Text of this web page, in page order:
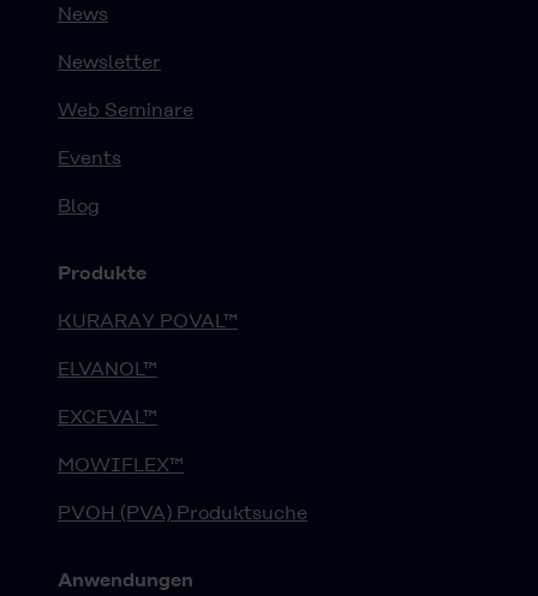
News
Newsletter
Web Seminare
Events
Blog
Produkte
KURARAY POVAL™
ELVANOL™
EXCEVAL™
MOWIFLEX™
PVOH (PVA) Produktsuche
Anwendungen